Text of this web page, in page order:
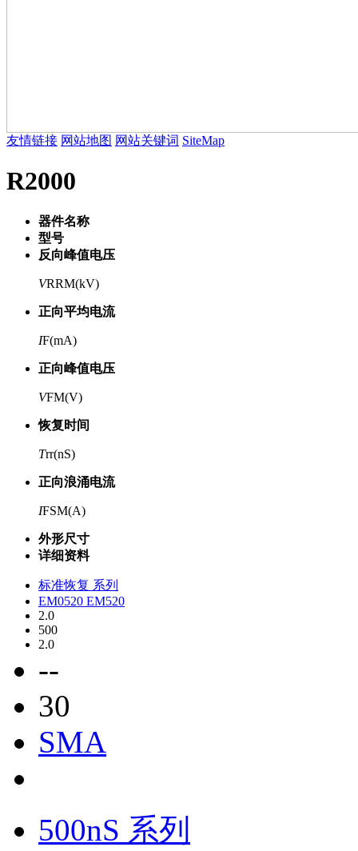
友情链接 网站地图 网站关键词 SiteMap
R2000
器件名称
型号
反向峰值电压
VRRM(kV)
正向平均电流
IF(mA)
正向峰值电压
VFM(V)
恢复时间
Trr(nS)
正向浪涌电流
IFSM(A)
外形尺寸
详细资料
标准恢复 系列
EM0520 EM520
2.0
500
2.0
--
30
SMA
500nS 系列